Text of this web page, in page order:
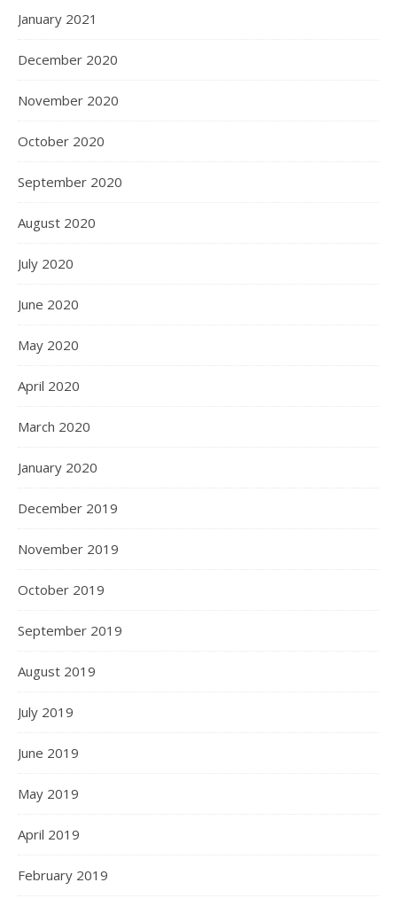
January 2021
December 2020
November 2020
October 2020
September 2020
August 2020
July 2020
June 2020
May 2020
April 2020
March 2020
January 2020
December 2019
November 2019
October 2019
September 2019
August 2019
July 2019
June 2019
May 2019
April 2019
February 2019